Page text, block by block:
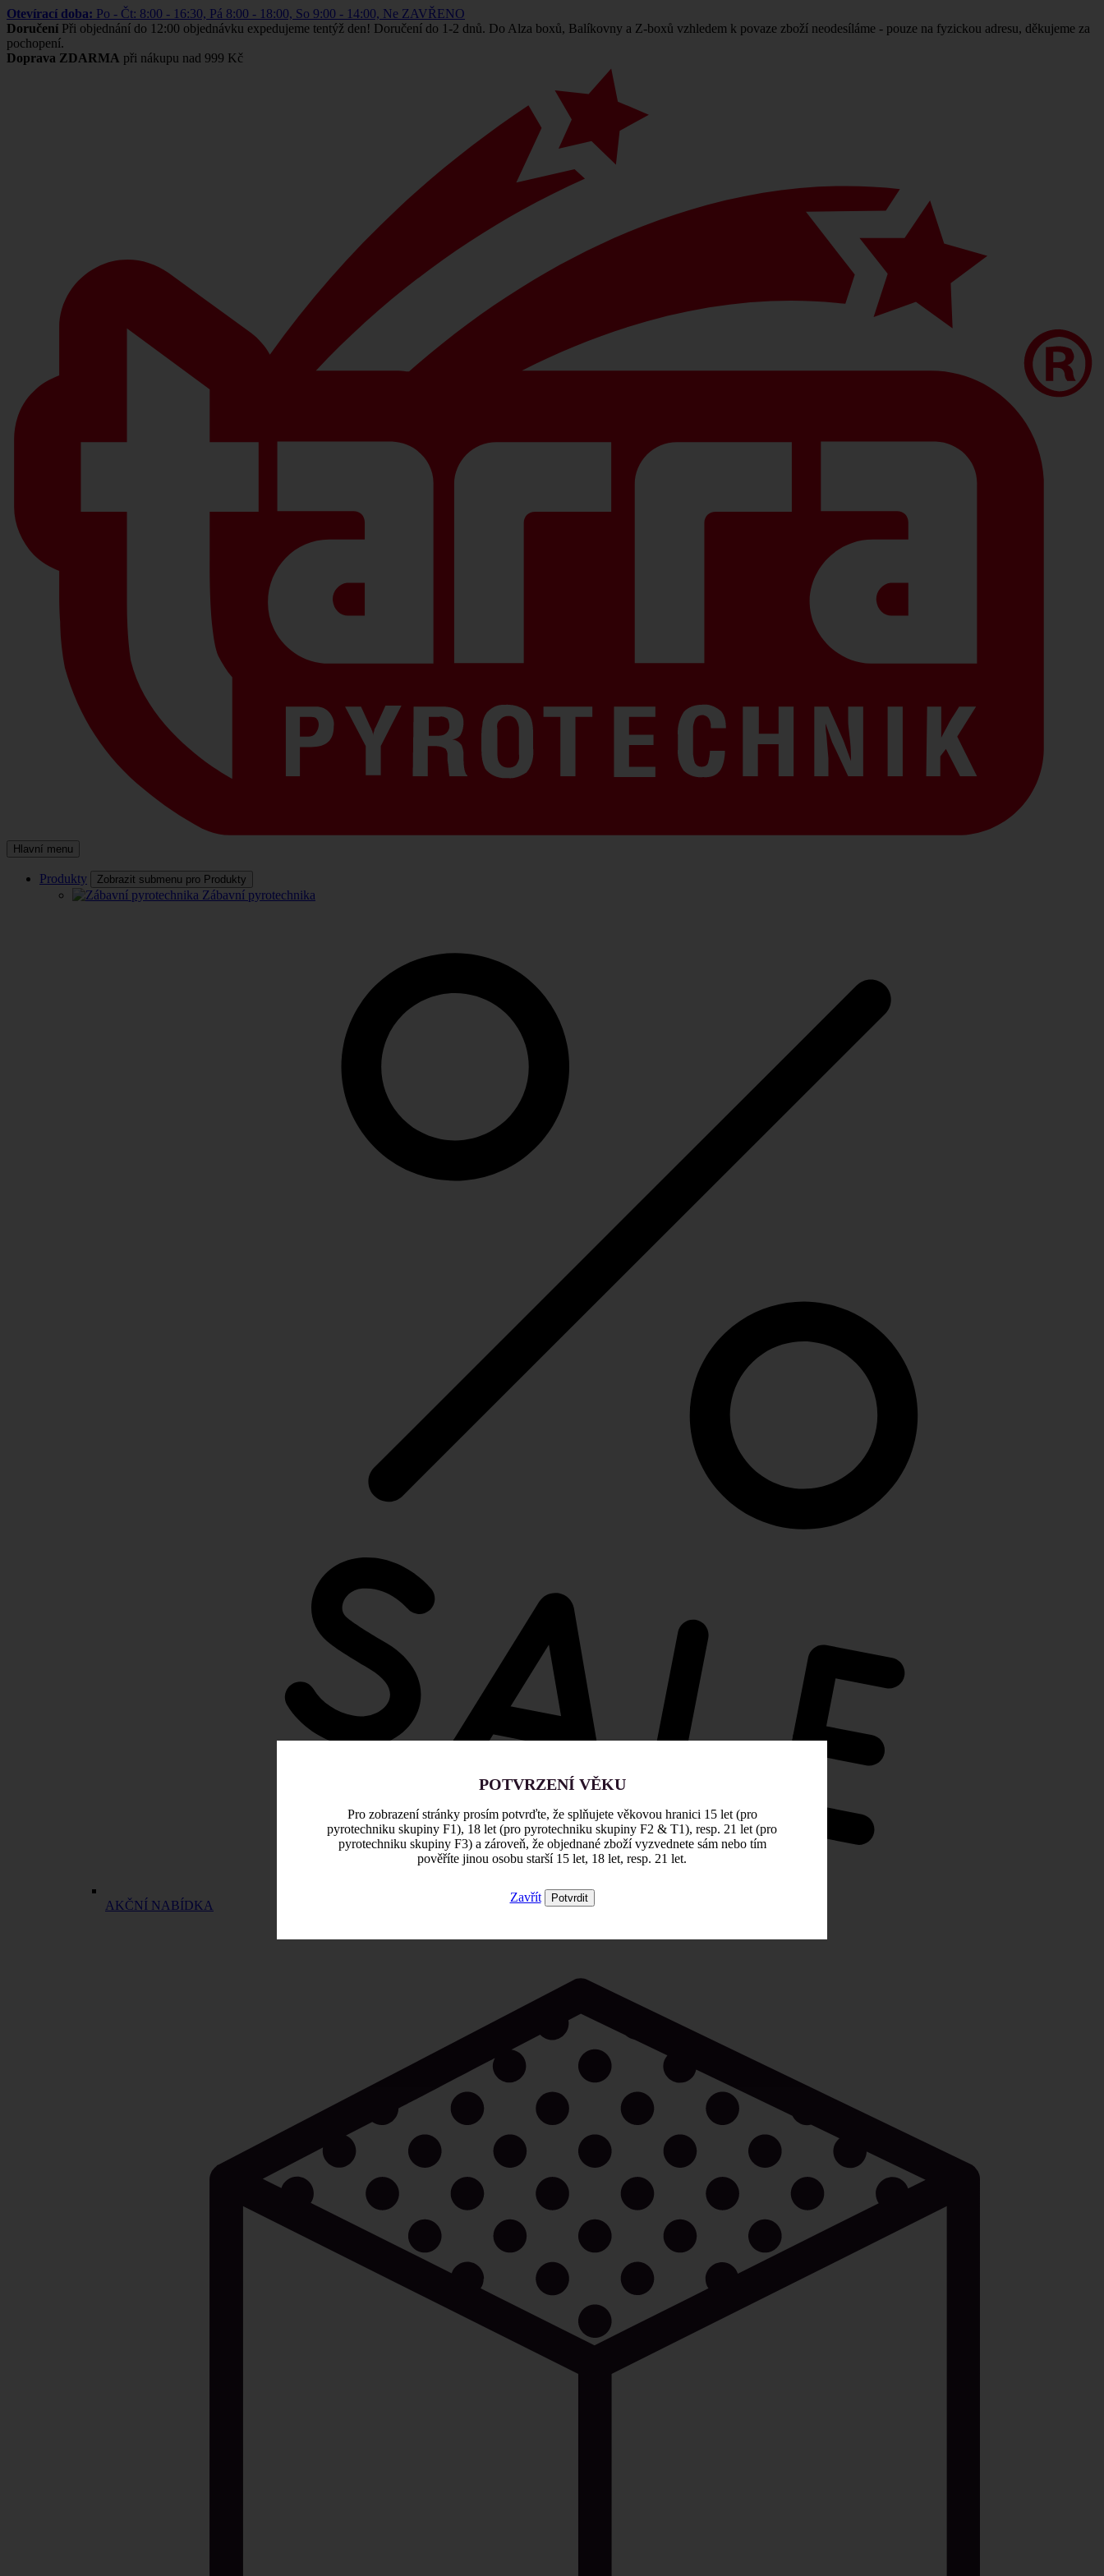
Otevírací doba: Po - Čt: 8:00 - 16:30, Pá 8:00 - 18:00, So 9:00 - 14:00, Ne ZAVŘENO
Doručení Při objednání do 12:00 objednávku expedujeme tentýž den! Doručení do 1-2 dnů. Do Alza boxů, Balíkovny a Z-boxů vzhledem k povaze zboží neodesíláme - pouze na fyzickou adresu, děkujeme za
pochopení.
Doprava ZDARMA při nákupu nad 999 Kč
Hlavní menu
Produkty Zobrazit submenu pro Produkty
Zábavní pyrotechnika
AKČNÍ NABÍDKA
POTVRZENÍ VĚKU
Pro zobrazení stránky prosím potvrďte, že splňujete věkovou hranici 15 let (pro
pyrotechniku skupiny F1), 18 let (pro pyrotechniku skupiny F2 & T1), resp. 21 let (pro
pyrotechniku skupiny F3) a zároveň, že objednané zboží vyzvednete sám nebo tím
pověříte jinou osobu starší 15 let, 18 let, resp. 21 let.
Zavřít Potvrdit